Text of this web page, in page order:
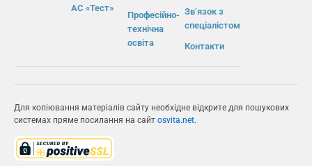
АС «Тест»
Професійно-
технічна
освіта
Зв’язок з
спеціалістом
Контакти
Для копіювання матеріалів сайту необхідне відкрите для пошукових
системах пряме посилання на сайт osvita.net.